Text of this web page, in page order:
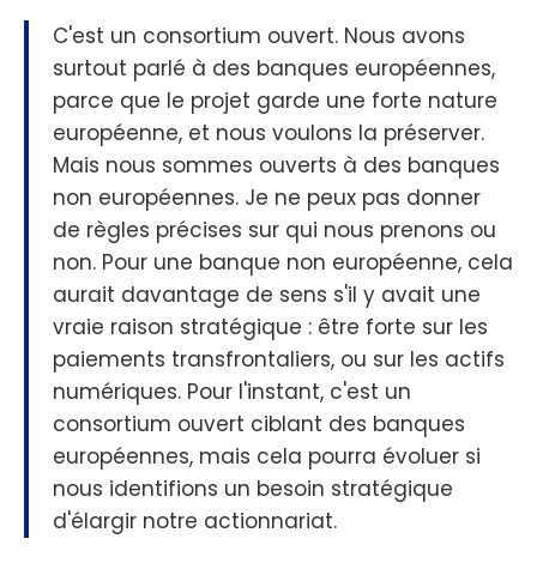
C'est un consortium ouvert. Nous avons
surtout parlé à des banques européennes,
parce que le projet garde une forte nature
européenne, et nous voulons la préserver.
Mais nous sommes ouverts à des banques
non européennes. Je ne peux pas donner
de règles précises sur qui nous prenons ou
non. Pour une banque non européenne, cela
aurait davantage de sens s'il y avait une
vraie raison stratégique : être forte sur les
paiements transfrontaliers, ou sur les actifs
numériques. Pour l'instant, c'est un
consortium ouvert ciblant des banques
européennes, mais cela pourra évoluer si
nous identifions un besoin stratégique
d'élargir notre actionnariat.